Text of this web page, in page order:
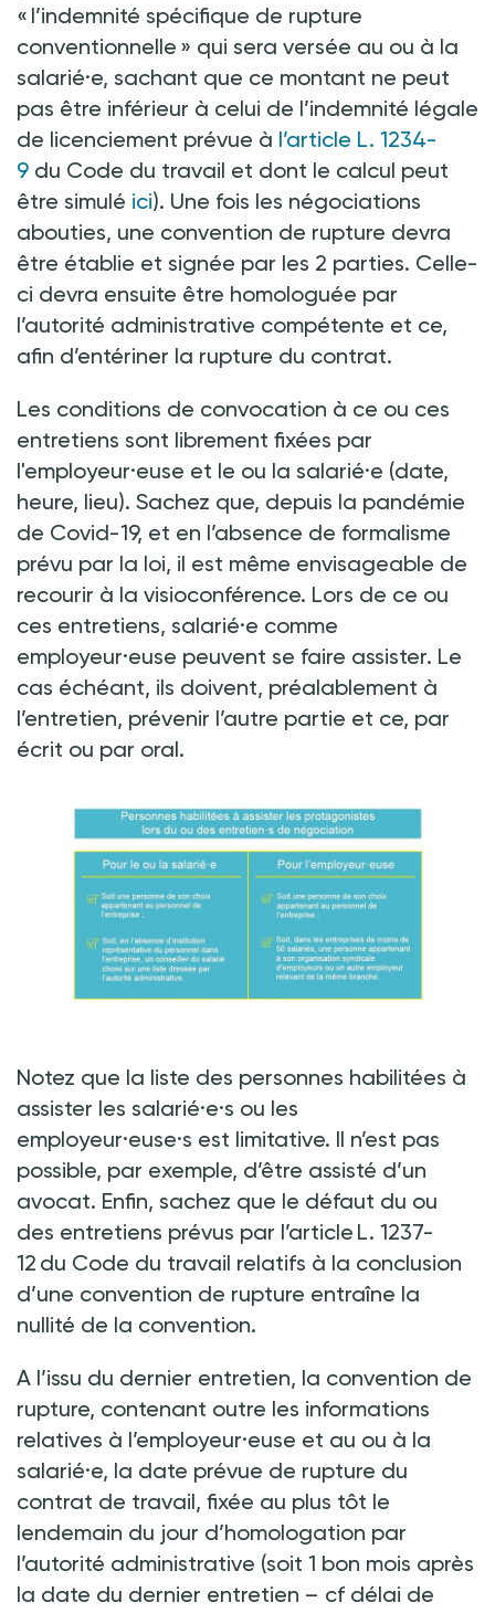
« l’indemnité spécifique de rupture
conventionnelle » qui sera versée au ou à la
salarié·e, sachant que ce montant ne peut
pas être inférieur à celui de l’indemnité légale
de licenciement prévue à l’article L. 1234-
9 du Code du travail et dont le calcul peut
être simulé ici). Une fois les négociations
abouties, une convention de rupture devra
être établie et signée par les 2 parties. Celle-
ci devra ensuite être homologuée par
l’autorité administrative compétente et ce,
afin d’entériner la rupture du contrat.
Les conditions de convocation à ce ou ces
entretiens sont librement fixées par
l'employeur·euse et le ou la salarié·e (date,
heure, lieu). Sachez que, depuis la pandémie
de Covid-19, et en l’absence de formalisme
prévu par la loi, il est même envisageable de
recourir à la visioconférence. Lors de ce ou
ces entretiens, salarié·e comme
employeur·euse peuvent se faire assister. Le
cas échéant, ils doivent, préalablement à
l’entretien, prévenir l’autre partie et ce, par
écrit ou par oral.
Notez que la liste des personnes habilitées à
assister les salarié·e·s ou les
employeur·euse·s est limitative. Il n’est pas
possible, par exemple, d’être assisté d’un
avocat. Enfin, sachez que le défaut du ou
des entretiens prévus par l’article L. 1237-
12 du Code du travail relatifs à la conclusion
d’une convention de rupture entraîne la
nullité de la convention.
A l’issu du dernier entretien, la convention de
rupture, contenant outre les informations
relatives à l’employeur·euse et au ou à la
salarié·e, la date prévue de rupture du
contrat de travail, fixée au plus tôt le
lendemain du jour d’homologation par
l’autorité administrative (soit 1 bon mois après
la date du dernier entretien – cf délai de